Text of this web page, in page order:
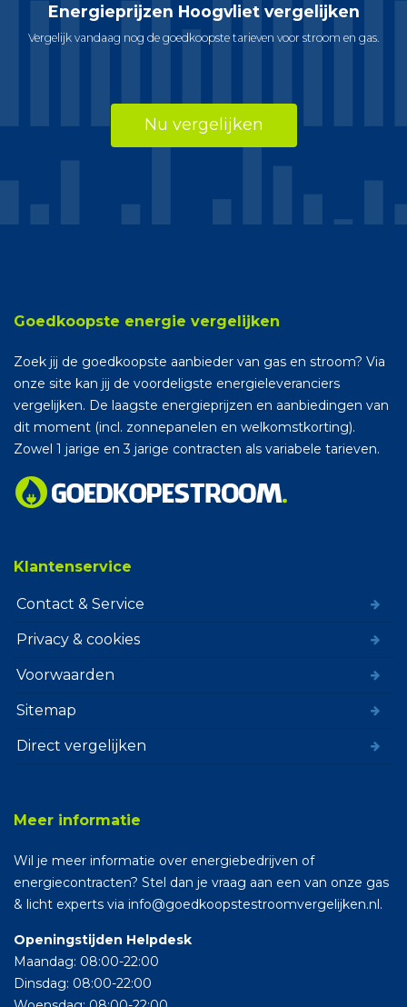
Energieprijzen Hoogvliet vergelijken
Vergelijk vandaag nog de goedkoopste tarieven voor stroom en gas.
Nu vergelijken
Goedkoopste energie vergelijken
Zoek jij de goedkoopste aanbieder van gas en stroom? Via
onze site kan jij de voordeligste energieleveranciers
vergelijken. De laagste energieprijzen en aanbiedingen van
dit moment (incl. zonnepanelen en welkomstkorting).
Zowel 1 jarige en 3 jarige contracten als variabele tarieven.
Klantenservice
Contact & Service
Privacy & cookies
Voorwaarden
Sitemap
Direct vergelijken
Meer informatie
Wil je meer informatie over energiebedrijven of
energiecontracten? Stel dan je vraag aan een van onze gas
& licht experts via info@goedkoopstestroomvergelijken.nl.
Openingstijden Helpdesk
Maandag: 08:00-22:00
Dinsdag: 08:00-22:00